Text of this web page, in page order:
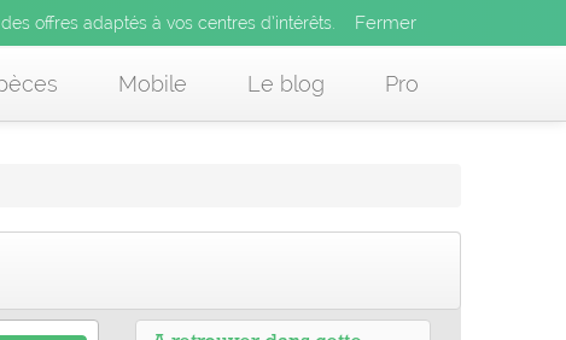
des offres adaptés à vos centres d’intérêts. x
Mobile Le blog Pro
offres adaptés à vos centres d’intérêts. Fermer
des offres adaptés à vos centres d’intérêts.